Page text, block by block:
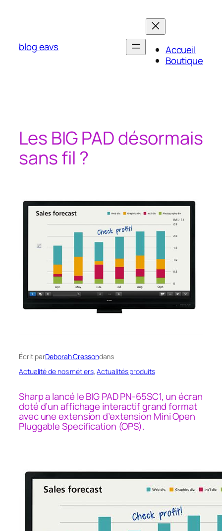
blog eavs
Accueil
Boutique
Les BIG PAD désormais
sans fil ?
Écrit parDeborah Cressondans
Actualité de nos métiers, Actualités produits
Sharp a lancé le BIG PAD PN-65SC1, un écran
doté d’un affichage interactif grand format
avec une extension d’extension Mini Open
Pluggable Specification (OPS).